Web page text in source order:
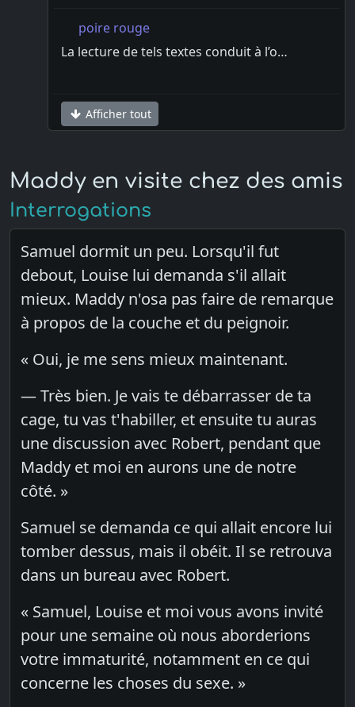
poire rouge
La lecture de tels textes conduit à l’o…
Afficher tout
Maddy en visite chez des amis
Interrogations
Samuel dormit un peu. Lorsqu'il fut
debout, Louise lui demanda s'il allait
mieux. Maddy n'osa pas faire de remarque
à propos de la couche et du peignoir.
« Oui, je me sens mieux maintenant.
— Très bien. Je vais te débarrasser de ta
cage, tu vas t'habiller, et ensuite tu auras
une discussion avec Robert, pendant que
Maddy et moi en aurons une de notre
côté. »
Samuel se demanda ce qui allait encore lui
tomber dessus, mais il obéit. Il se retrouva
dans un bureau avec Robert.
« Samuel, Louise et moi vous avons invité
pour une semaine où nous aborderions
votre immaturité, notamment en ce qui
concerne les choses du sexe. »